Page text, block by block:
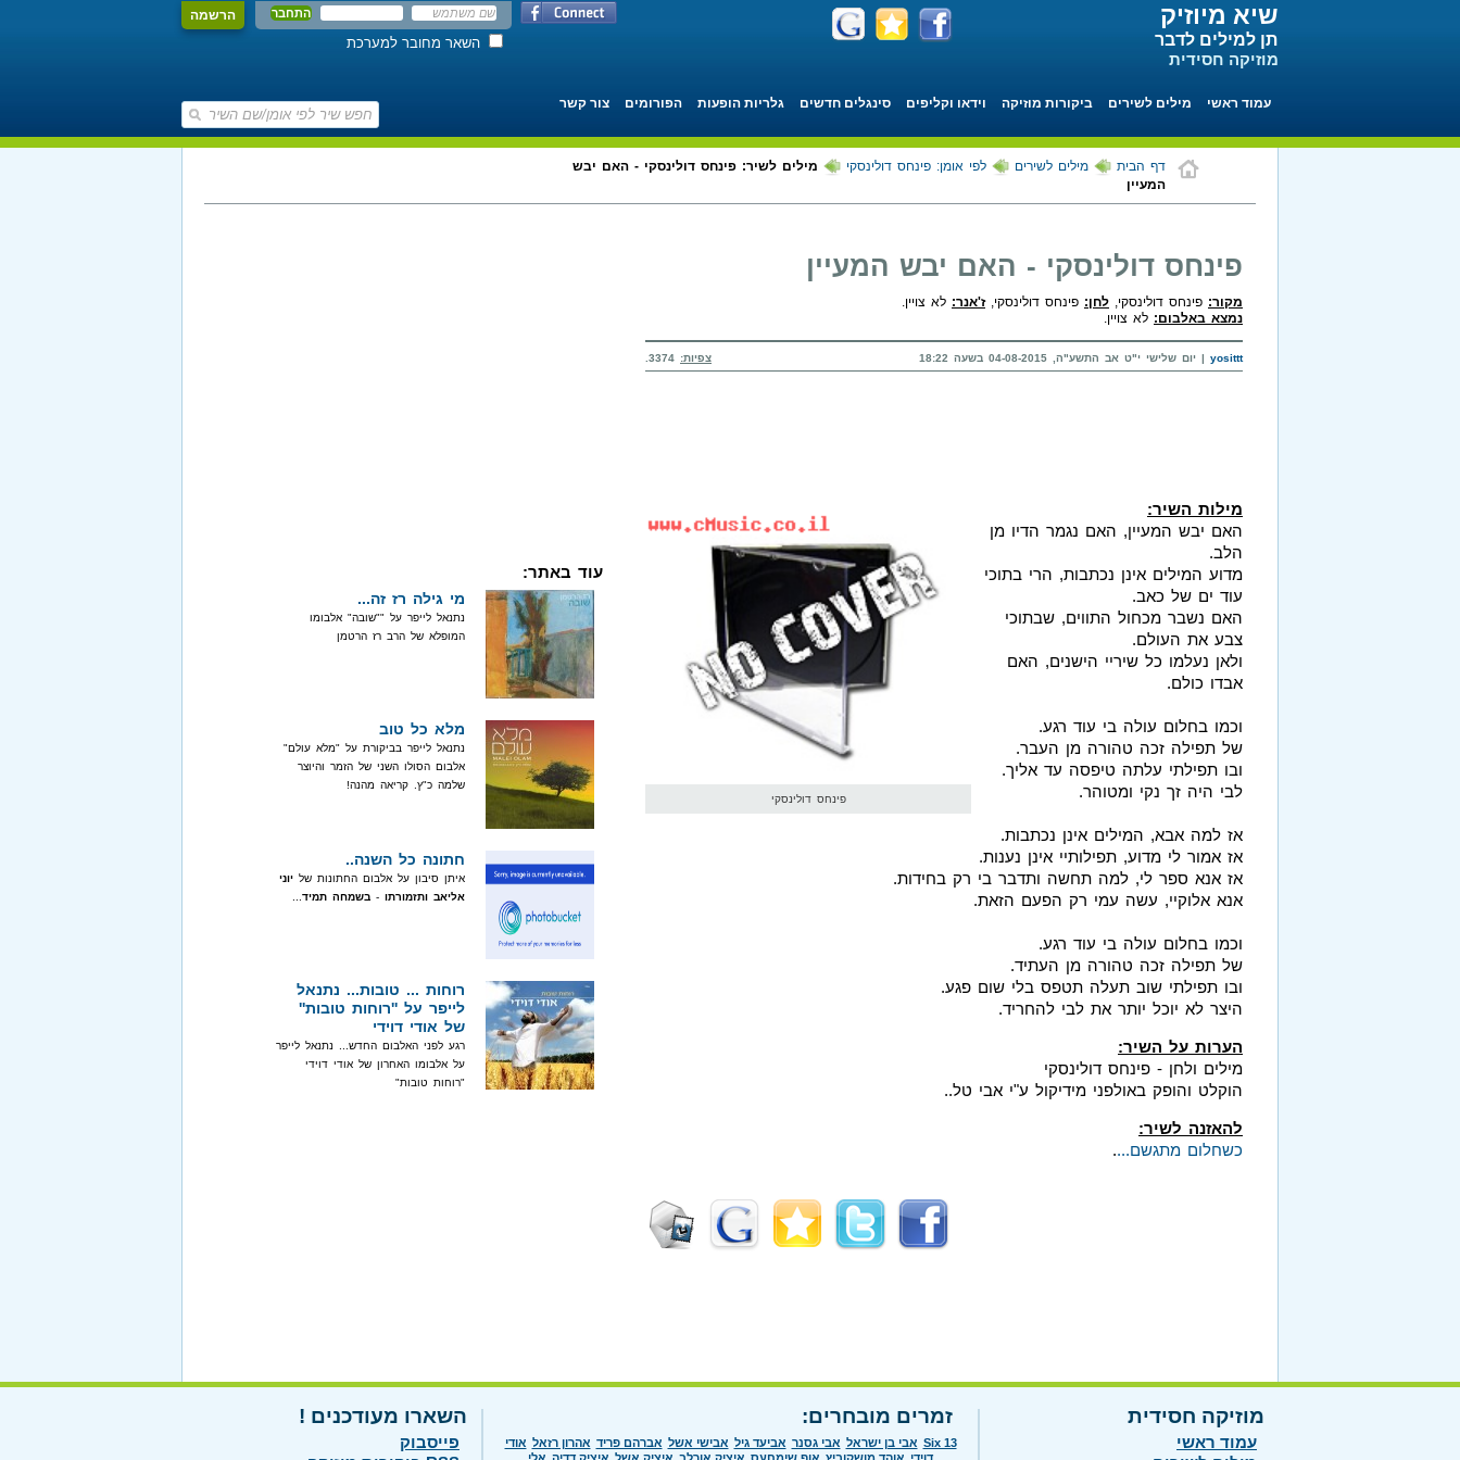
הרשמה
השאר מחובר למערכת
שיא מיוזיק
תן למילים לדבר
מוזיקה חסידית
עמוד ראשי מילים לשירים ביקורות מוזיקה וידאו וקליפים סינגלים חדשים גלריות הופעות הפורומים צור קשר
דף הבית מילים לשירים לפי אומן: פינחס דולינסקי
מילים לשיר: פינחס דולינסקי - האם יבש
המעיין
פינחס דולינסקי - האם יבש המעיין
מקור: פינחס דולינסקי, לחן: פינחס דולינסקי,ז'אנר: לא צויין.
נמצא באלבום: לא צויין.
yosittt | יום שלישי י"ט אב התשע"ה, 04-08-2015 בשעה 18:22 צפיות:
פינחס דולינסקי
מילות השיר:
האם יבש המעיין, האם נגמר הדיו מן
הלב.
מדוע המילים אינן נכתבות, הרי בתוכי
עוד ים של כאב.
האם נשבר מכחול התווים, שבתוכי
צבע את העולם.
ולאן נעלמו כל שיריי הישנים, האם
אבדו כולם.
וכמו בחלום עולה בי עוד רגע.
של תפילה זכה טהורה מן העבר.
ובו תפילתי עלתה טיפסה עד אליך.
לבי היה זך נקי ומטוהר.
אז למה אבא, המילים אינן נכתבות.
אז אמור לי מדוע, תפילותיי אינן נענות.
אז אנא ספר לי, למה תחשה ותדבר בי רק בחידות.
אנא אלוקיי, עשה עמי רק הפעם הזאת.
וכמו בחלום עולה בי עוד רגע.
של תפילה זכה טהורה מן העתיד.
ובו תפילתי שוב תעלה תטפס בלי שום פגע.
היצר לא יוכל יותר את לבי להחריד.
הערות על השיר:
מילים ולחן - פינחס דולינסקי
הוקלט והופק באולפני מידיקול ע"י אבי טל..
להאזנה לשיר:
כשחלום מתגשם....
עוד באתר:
מי גילה רז זה...
נתנאל לייפר על ""שובה" אלבומו
המופלא של הרב רז הרטמן
מלא כל טוב
נתנאל לייפר בביקורת על "מלא עולם"
אלבום הסולו השני של הזמר והיוצר
שלמה כ"ץ. קריאה מהנה!
חתונה כל השנה..
איתן סיבון על אלבום החתונות של יוני
אליאב ותזמורתו - בשמחה תמיד
רוחות ... טובות... נתנאל
לייפר על ''רוחות טובות''
של אודי דוידי
רגע לפני האלבום החדש... נתנאל לייפר
על אלבומו האחרון של אודי דוידי
"רוחות טובות"
מוזיקה חסידית
עמוד ראשי
זמרים מובחרים:
Six 13 אבי בן ישראל אבי גסנר אביעד גיל אבישי אשל אברהם פריד אהרון רזאל אודי
דוידי אוהד מושקוביץ אוף שימחעס איציק אורלב איציק אשל איציק דדיה אלי
השארו מעודכנים !
פייסבוק